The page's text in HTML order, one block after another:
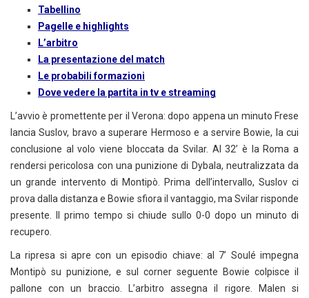
Tabellino
Pagelle e highlights
L’arbitro
La presentazione del match
Le probabili formazioni
Dove vedere la partita in tv e streaming
L’avvio è promettente per il Verona: dopo appena un minuto Frese
lancia Suslov, bravo a superare Hermoso e a servire Bowie, la cui
conclusione al volo viene bloccata da Svilar. Al 32’ è la Roma a
rendersi pericolosa con una punizione di Dybala, neutralizzata da
un grande intervento di Montipò. Prima dell’intervallo, Suslov ci
prova dalla distanza e Bowie sfiora il vantaggio, ma Svilar risponde
presente. Il primo tempo si chiude sullo 0-0 dopo un minuto di
recupero.
La ripresa si apre con un episodio chiave: al 7’ Soulé impegna
Montipò su punizione, e sul corner seguente Bowie colpisce il
pallone con un braccio. L’arbitro assegna il rigore. Malen si